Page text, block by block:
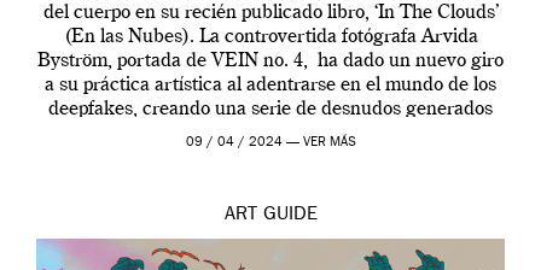
del cuerpo en su recién publicado libro, ‘In The Clouds’
(En las Nubes). La controvertida fotógrafa Arvida
Byström, portada de VEIN no. 4, ha dado un nuevo giro
a su práctica artística al adentrarse en el mundo de los
deepfakes, creando una serie de desnudos generados
por […]
09 / 04 / 2024 — VER MÁS
ART GUIDE